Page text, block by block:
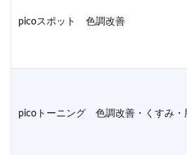
picoスポット 色調改善
picoトーニング 色調改善・くすみ・